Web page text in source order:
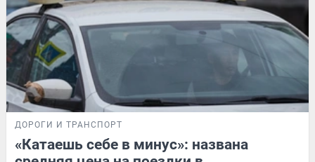
ДОРОГИ И ТРАНСПОРТ
«Катаешь себе в минус»: названа